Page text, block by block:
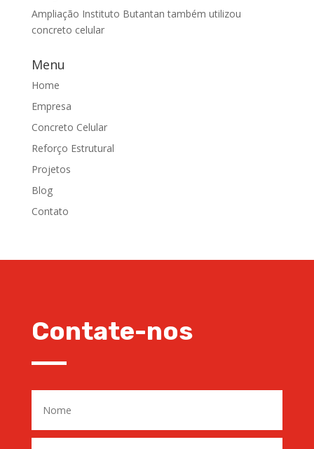
Ampliação Instituto Butantan também utilizou
concreto celular
Menu
Home
Empresa
Concreto Celular
Reforço Estrutural
Projetos
Blog
Contato
Contate-nos